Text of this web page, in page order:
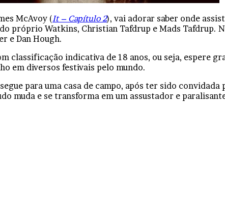
McAvoy (It – Capítulo 2), vai adorar saber onde
próprio Watkins, Christian Tafdrup e Mads Tafdrup.
e Dan Hough.
classificação indicativa de 18 anos, ou seja, espere
em diversos festivais pelo mundo.
para uma casa de campo, após ter sido
muda e se transforma em um assustador e